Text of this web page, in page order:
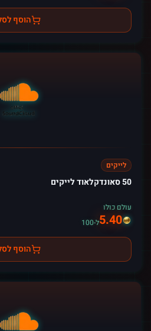
הוסף
לייקים
50 סאונדקלאוד לייקים
עולם כולו
5.40ל-100
הוסף